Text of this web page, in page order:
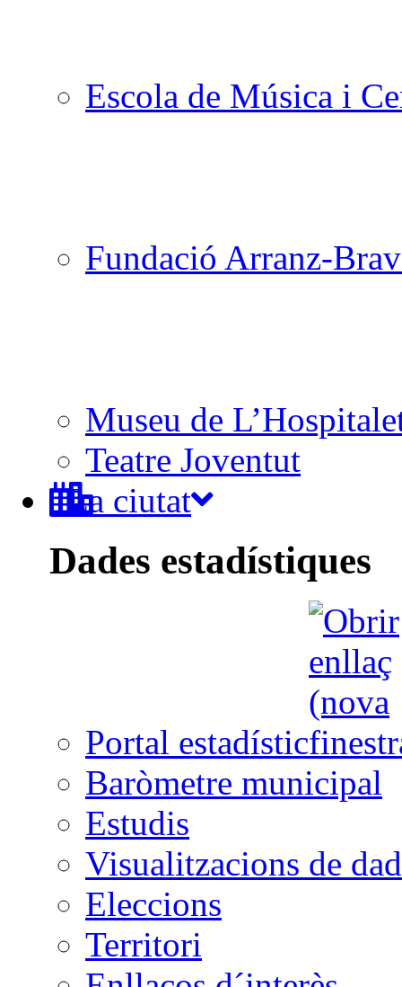
Escola de Música i
Fundació Arranz-
Museu de
Teatre Joventut
La ciutat
Dades estadístiques
Portal estadístic
Baròmetre municipal
Estudis
Visualitzacions de
Eleccions
Territori